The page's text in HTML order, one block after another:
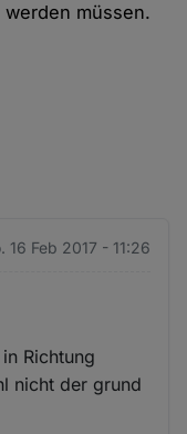
müssen.
16 Feb 2017 - 11:26
Richtung
nicht der grund